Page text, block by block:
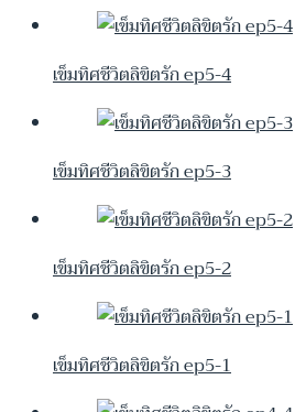
เข็มทิศชีวิตลิขิตรัก ep5-4
เข็มทิศชีวิตลิขิตรัก ep5-3
เข็มทิศชีวิตลิขิตรัก ep5-2
เข็มทิศชีวิตลิขิตรัก ep5-1